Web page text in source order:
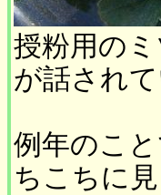
授粉用の
が話されて
例年のこ
ちこちに見